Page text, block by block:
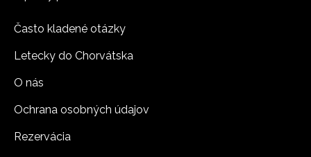
Často kladené otázky
Letecky do Chorvátska
O nás
Ochrana osobných údajov
Rezervácia